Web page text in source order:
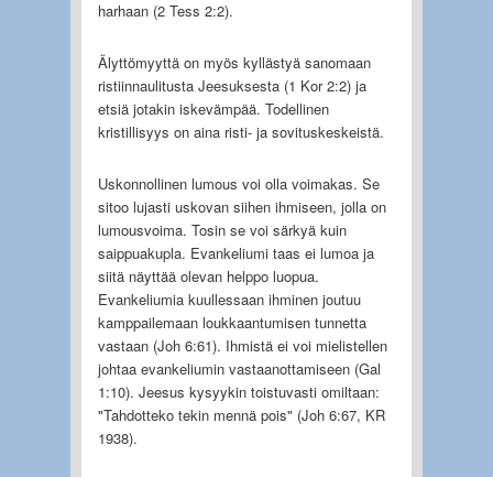
harhaan (2 Tess 2:2).
Älyttömyyttä on myös kyllästyä sanomaan
ristiinnaulitusta Jeesuksesta (1 Kor 2:2) ja
etsiä jotakin iskevämpää. Todellinen
kristillisyys on aina risti- ja sovituskeskeistä.
Uskonnollinen lumous voi olla voimakas. Se
sitoo lujasti uskovan siihen ihmiseen, jolla on
lumousvoima. Tosin se voi särkyä kuin
saippuakupla. Evankeliumi taas ei lumoa ja
siitä näyttää olevan helppo luopua.
Evankeliumia kuullessaan ihminen joutuu
kamppailemaan loukkaantumisen tunnetta
vastaan (Joh 6:61). Ihmistä ei voi mielistellen
johtaa evankeliumin vastaanottamiseen (Gal
1:10). Jeesus kysyykin toistuvasti omiltaan:
"Tahdotteko tekin mennä pois" (Joh 6:67, KR
1938).